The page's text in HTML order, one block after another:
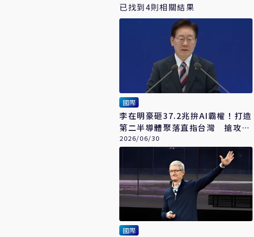
已找到4則相關結果
國際
李在明豪砸37.2兆拚AI霸權！打造
第二半導體聚落直指台灣 搶攻AI
新時代
2026/06/30
國際